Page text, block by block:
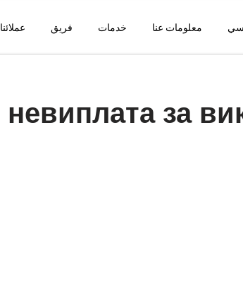
معلومات عنا خدمات فريق عملائنا
невиплата за